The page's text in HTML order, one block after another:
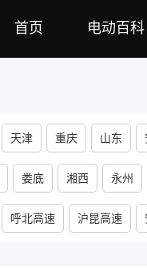
首页 电动百科
天津 重庆 山东
内蒙古 河南 山西
娄底 湘西 永州
呼北高速 沪昆高速